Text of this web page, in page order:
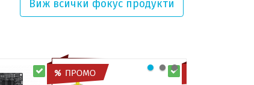
Виж всички фокус продукти